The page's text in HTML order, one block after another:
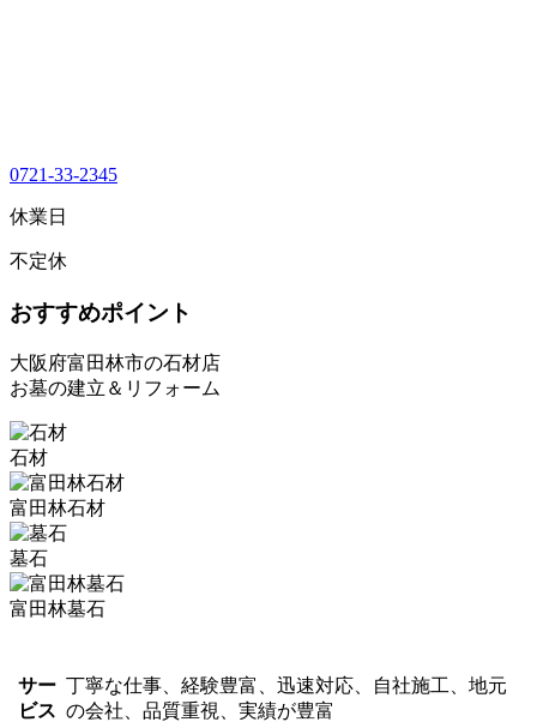
0721-33-2345
休業日
不定休
おすすめポイント
大阪府富田林市の石材店
お墓の建立＆リフォーム
石材
富田林石材
墓石
富田林墓石
サー
ビス
丁寧な仕事、経験豊富、迅速対応、自社施工、地元
の会社、品質重視、実績が豊富